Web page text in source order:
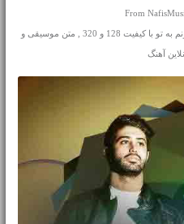
From
دانلود اهنگ مهدی جهانی و علیشمس مدیونم به تو با کیفیت 128 و 320 , متن موسیقی و
آهنگ